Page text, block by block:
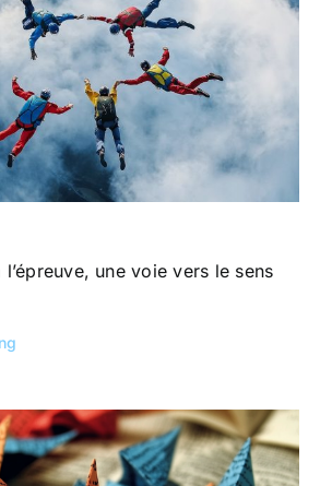
une voie vers le sens